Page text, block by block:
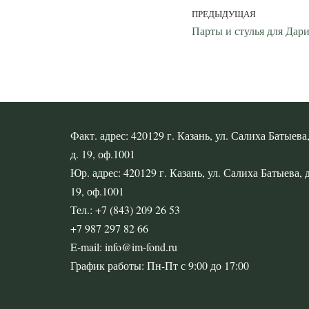
ПРЕДЫДУЩАЯ
Парты и стулья для
Факт. адрес: 420129 г. Казань, ул. Салиха Батыева,
д. 19, оф.1001
Юр. адрес: 420129 г. Казань, ул. Салиха Батыева,
19, оф.1001
Тел.: +7 (843) 209 26 53
+7 987 297 82 66
E-mail: info@im-fond.ru
График работы: Пн-Пт с 9:00 до 17:00